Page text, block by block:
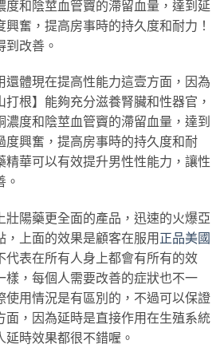
度和陰莖血管竇的滯留血量，達到延
奮，提高房事時的持久度和耐力！
到改善。
還體現在提高性能力這壹方面，因為
根】能夠充分滋養腎臟和性器官，
度和陰莖血管竇的滯留血量，達到
度興奮，提高房事時的持久度和耐
精華可以有效提升男性性能力，讓性
。
壯陽藥更全面的產品，迅速的火爆亞
，上面的效果是顧客在服用 正品美國
代表在所有人身上都會有所有的效
樣，每個人需要改善的症狀也不一
使用情況是有區別的，不過可以保證
面，因為延時是直接作用在生殖系統
時效果都很不錯喔。